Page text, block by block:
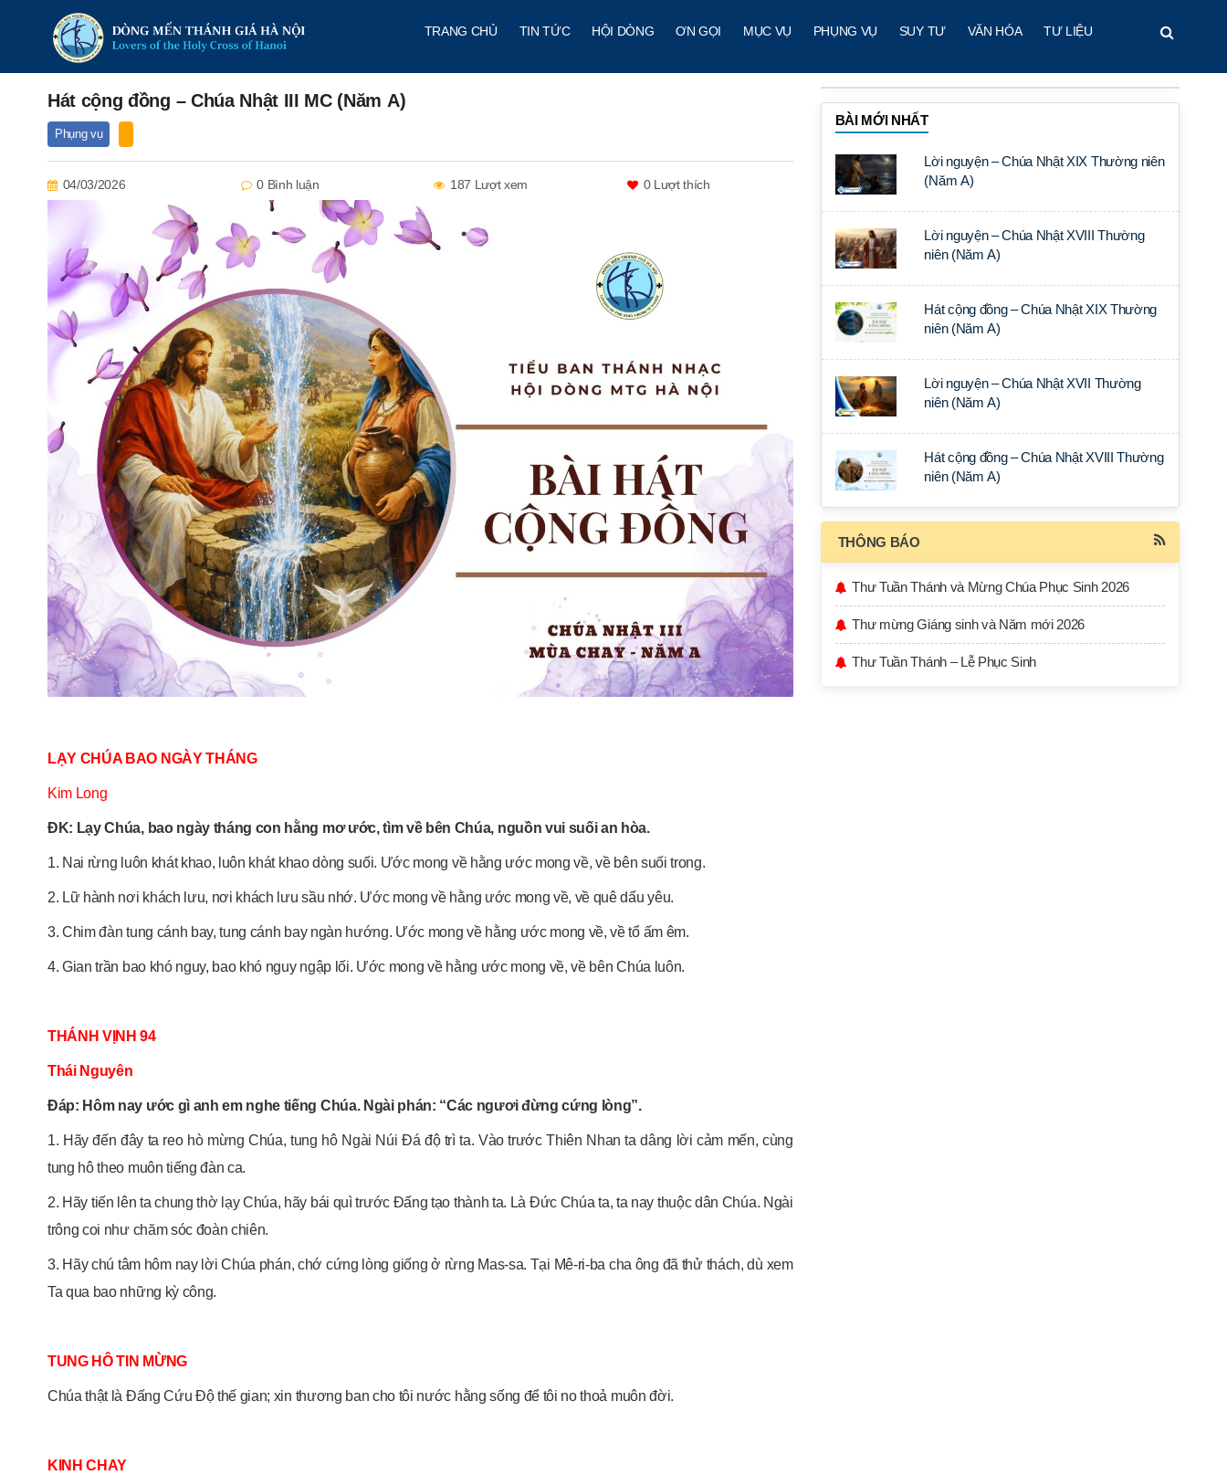
TRANG CHỦ TIN TỨC HỘI DÒNG ƠN GỌI MỤC VỤ PHỤNG VỤ SUY TƯ VĂN HÓA TƯ LIỆU
Hát cộng đồng – Chúa Nhật III MC (Năm A)
Phụng vụ
04/03/2026 0 Bình luận 187 Lượt xem 0Lượt thích
LẠY CHÚA BAO NGÀY THÁNG
Kim Long
ĐK: Lạy Chúa, bao ngày tháng con hằng mơ ước, tìm về bên Chúa, nguồn vui suối an hòa.
1. Nai rừng luôn khát khao, luôn khát khao dòng suối. Ước mong về hằng ước mong về, về bên suối trong.
2. Lữ hành nơi khách lưu, nơi khách lưu sầu nhớ. Ước mong về hằng ước mong về, về quê dấu yêu.
3. Chim đàn tung cánh bay, tung cánh bay ngàn hướng. Ước mong về hằng ước mong về, về tổ ấm êm.
4. Gian trần bao khó nguy, bao khó nguy ngập lối. Ước mong về hằng ước mong về, về bên Chúa luôn.
THÁNH VỊNH 94
Thái Nguyên
Đáp: Hôm nay ước gì anh em nghe tiếng Chúa. Ngài phán: “Các ngươi đừng cứng lòng”.
1. Hãy đến đây ta reo hò mừng Chúa, tung hô Ngài Núi Đá độ trì ta. Vào trước Thiên Nhan ta dâng lời cảm mến, cùng
tung hô theo muôn tiếng đàn ca.
2. Hãy tiến lên ta chung thờ lạy Chúa, hãy bái quì trước Đấng tạo thành ta. Là Đức Chúa ta, ta nay thuộc dân Chúa. Ngài
trông coi như chăm sóc đoàn chiên.
3. Hãy chú tâm hôm nay lời Chúa phán, chớ cứng lòng giống ở rừng Mas-sa. Tại Mê-ri-ba cha ông đã thử thách, dù xem
Ta qua bao những kỳ công.
TUNG HÔ TIN MỪNG
Chúa thật là Đấng Cứu Độ thế gian; xin thương ban cho tôi nước hằng sống để tôi no thoả muôn đời.
KINH CHAY
BÀI MỚI NHẤT
Lời nguyện – Chúa Nhật XIX Thường niên
(Năm A)
Lời nguyện – Chúa Nhật XVIII Thường
niên (Năm A)
Hát cộng đồng – Chúa Nhật XIX Thường
niên (Năm A)
Lời nguyện – Chúa Nhật XVII Thường
niên (Năm A)
Hát cộng đồng – Chúa Nhật XVIII Thường
niên (Năm A)
THÔNG BÁO
Thư Tuần Thánh và Mừng Chúa Phục Sinh 2026
Thư mừng Giáng sinh và Năm mới 2026
Thư Tuần Thánh – Lễ Phục Sinh